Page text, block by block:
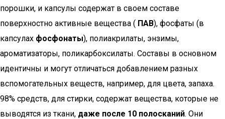
порошки, и капсулы содержат в своем составе
поверхностно активные вещества ( ПАВ), фосфаты (в
капсулах фосфонаты), полиакрилаты, энзимы,
ароматизаторы, поликарбоксилаты. Составы в основном
идентичны и могут отличаться добавлением разных
вспомогательных веществ, например, для цвета, запаха.
98% средств, для стирки, содержат вещества, которые не
выводятся из ткани, даже после 10 полосканий. Они